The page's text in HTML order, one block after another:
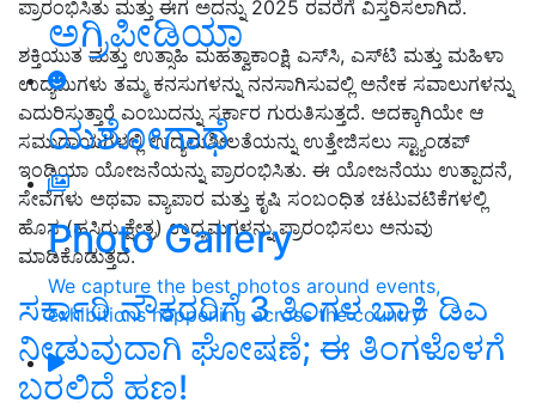
ಅಗ್ರಿಪೀಡಿಯಾ
ಯಶೋಗಾಥೆ
Photo Gallery
We capture the best photos around events,
exhibitions happening across the country
ಪ್ರಾರಂಭಿಸಿತು ಮತ್ತು ಈಗ ಅದನ್ನು 2025 ರವರೆಗೆ ವಿಸ್ತರಿಸಲಾಗಿದೆ.
ಶಕ್ತಿಯುತ ಮತ್ತು ಉತ್ಸಾಹಿ ಮಹತ್ವಾಕಾಂಕ್ಷಿ ಎಸ್‌ಸಿ, ಎಸ್‌ಟಿ ಮತ್ತು ಮಹಿಳಾ
ಉದ್ಯಮಿಗಳು ತಮ್ಮ ಕನಸುಗಳನ್ನು ನನಸಾಗಿಸುವಲ್ಲಿ ಅನೇಕ ಸವಾಲುಗಳನ್ನು
ಎದುರಿಸುತ್ತಾರೆ ಎಂಬುದನ್ನು ಸರ್ಕಾರ ಗುರುತಿಸುತ್ತದೆ. ಅದಕ್ಕಾಗಿಯೇ ಆ
ಸಮುದಾಯಗಳಲ್ಲಿ ಉದ್ಯಮಶೀಲತೆಯನ್ನು ಉತ್ತೇಜಿಸಲು ಸ್ಟ್ಯಾಂಡಪ್
ಇಂಡಿಯಾ ಯೋಜನೆಯನ್ನು ಪ್ರಾರಂಭಿಸಿತು. ಈ ಯೋಜನೆಯು ಉತ್ಪಾದನೆ,
ಸೇವೆಗಳು ಅಥವಾ ವ್ಯಾಪಾರ ಮತ್ತು ಕೃಷಿ ಸಂಬಂಧಿತ ಚಟುವಟಿಕೆಗಳಲ್ಲಿ
ಹೊಸ (ಹಸಿರು ಕ್ಷೇತ್ರ) ಉದ್ಯಮಗಳನ್ನು ಪ್ರಾರಂಭಿಸಲು ಅನುವು
ಮಾಡಿಕೊಡುತ್ತದೆ.
ಸರ್ಕಾರಿ ನೌಕರರಿಗೆ 3 ತಿಂಗಳ ಬಾಕಿ ಡಿಎ
ನೀಡುವುದಾಗಿ ಘೋಷಣೆ; ಈ ತಿಂಗಳೊಳಗೆ
ಬರಲಿದೆ ಹಣ!